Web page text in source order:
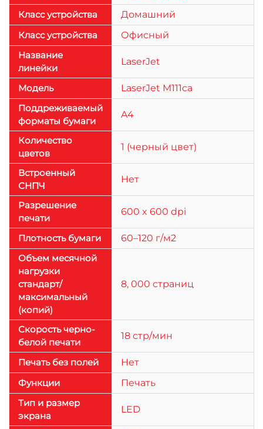
Класс устройства
Домашний
Класс устройства
Офисный
Название
линейки
LaserJet
Модель
LaserJet M111ca
Поддреживаемый
форматы бумаги
A4
Количество
цветов
1 (черный цвет)
Встроенный
СНПЧ
Нет
Разрешение
печати
600 x 600 dpi
Плотность бумаги
60–120 г/м2
Объем месячной
нагрузки
стандарт/
максимальный
(копий)
8, 000 страниц
Скорость черно-
белой печати
18 стр/мин
Печать без полей
Нет
Функции
Печать
Тип и размер
экрана
LED